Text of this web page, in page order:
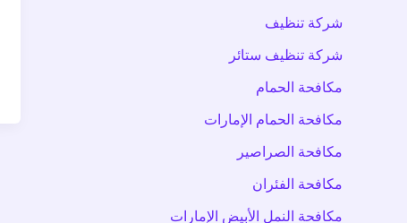
شركة تنظيف
شركة تنظيف ستائر
مكافحة الحمام
مكافحة الحمام الإمارات
مكافحة الصراصير
مكافحة الفئران
مكافحة النمل الأبيض الإمارات